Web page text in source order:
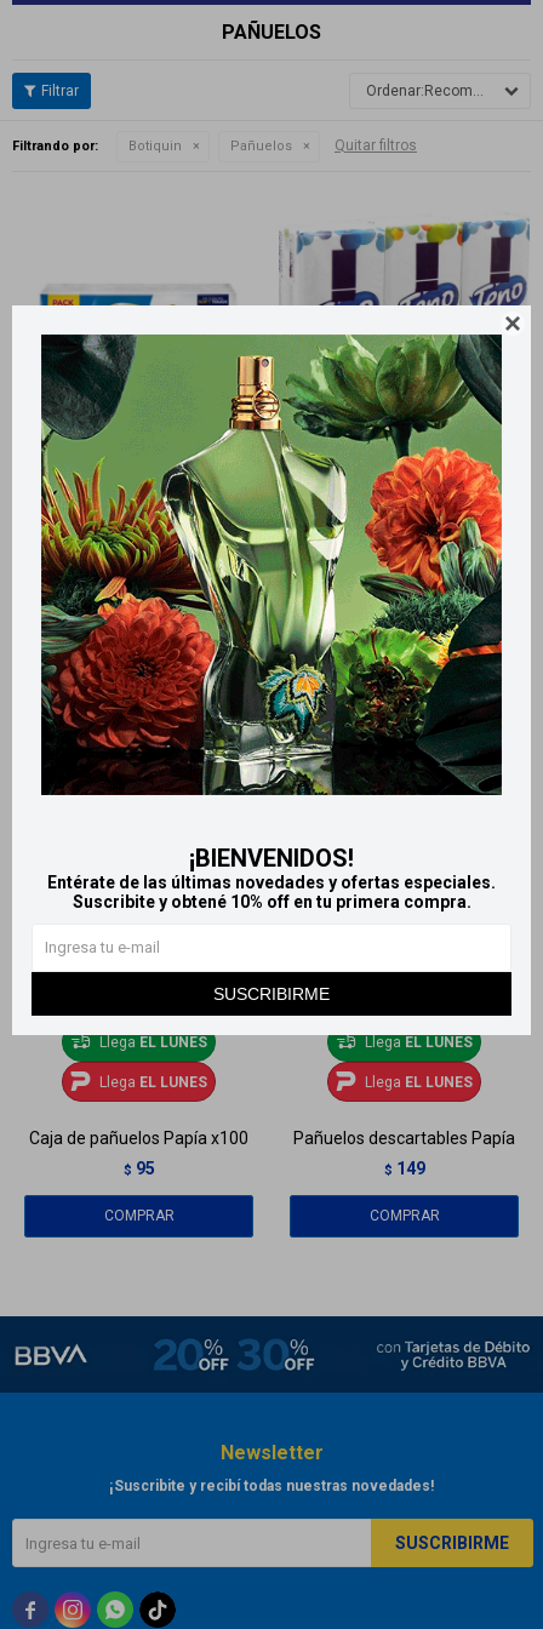

¡BIENVENIDOS!
Entérate de las últimas novedades y ofertas especiales.
Suscribite y obtené 10% off en tu primera compra.
SUSCRIBIRME
PAÑUELOS
Recomendados
Filtrando por: Botiquin Pañuelos Quitar filtros
Llega EL LUNES
LlegaEL LUNES
Elite pack x10 pañuelos
descartables
$ 199
LlegaEL LUNES
LlegaEL LUNES
Pañuelos descartables x6
Teno
$ 79
Llega EL LUNES
Llega EL LUNES
Caja de pañuelos Papía x100
$ 95
Llega EL LUNES
Llega EL LUNES
Pañuelos descartables Papía
$ 149
Newsletter
¡Suscribite y recibí todas nuestras novedades!
SUSCRIBIRME
  